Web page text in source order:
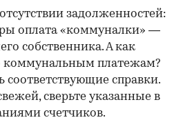
задолженностей:
оплата «коммуналки» —
собственника. А как
коммунальным платежам?
соответствующие справки.
сверьте указанные в
счетчиков.